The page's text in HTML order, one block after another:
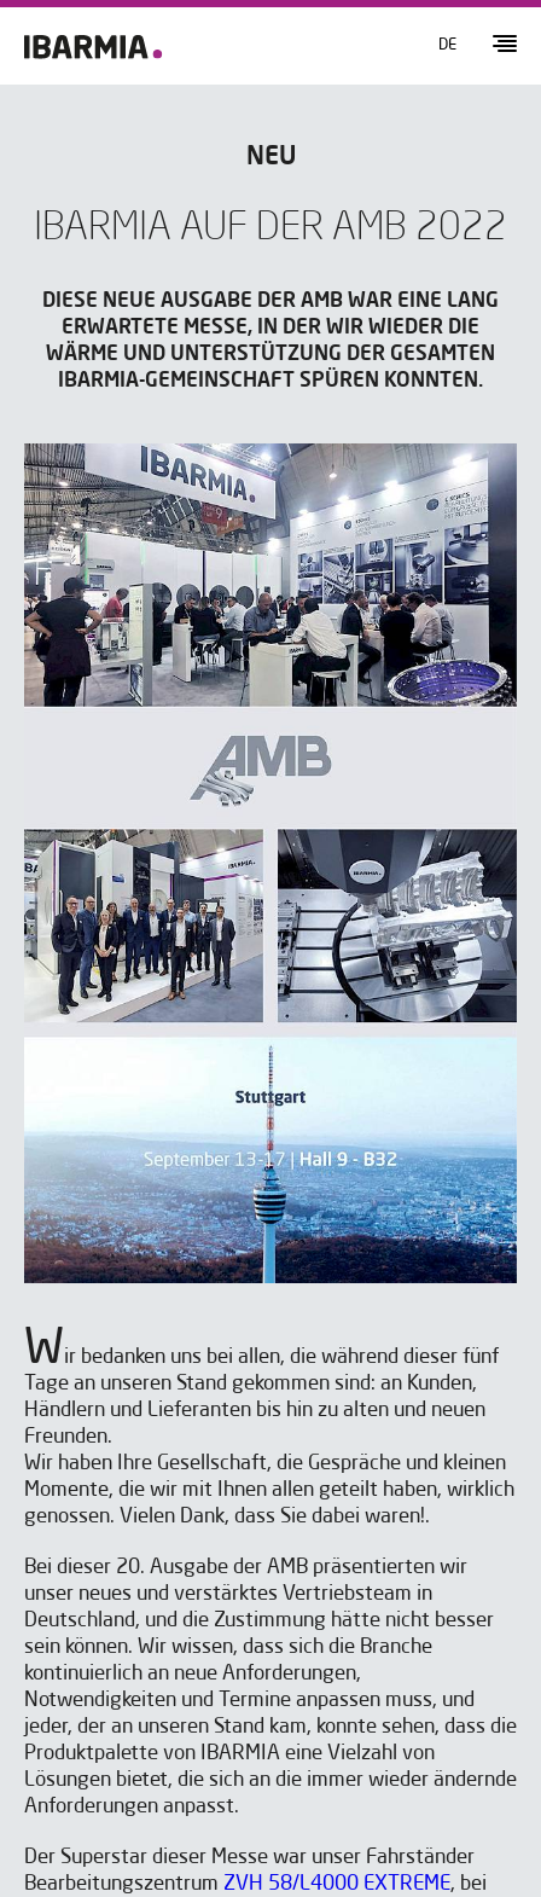
DE
NEU
IBARMIA AUF DER AMB 2022
DIESE NEUE AUSGABE DER AMB WAR EINE LANG
ERWARTETE MESSE, IN DER WIR WIEDER DIE
WÄRME UND UNTERSTÜTZUNG DER GESAMTEN
IBARMIA-GEMEINSCHAFT SPÜREN KONNTEN.
Wir bedanken uns bei allen, die während dieser fünf
Tage an unseren Stand gekommen sind: an Kunden,
Händlern und Lieferanten bis hin zu alten und neuen
Freunden.
Wir haben Ihre Gesellschaft, die Gespräche und kleinen
Momente, die wir mit Ihnen allen geteilt haben, wirklich
genossen. Vielen Dank, dass Sie dabei waren!.
Bei dieser 20. Ausgabe der AMB präsentierten wir
unser neues und verstärktes Vertriebsteam in
Deutschland, und die Zustimmung hätte nicht besser
sein können. Wir wissen, dass sich die Branche
kontinuierlich an neue Anforderungen,
Notwendigkeiten und Termine anpassen muss, und
jeder, der an unseren Stand kam, konnte sehen, dass die
Produktpalette von IBARMIA eine Vielzahl von
Lösungen bietet, die sich an die immer wieder ändernde
Anforderungen anpasst.
Der Superstar dieser Messe war unser Fahrständer
Bearbeitungszentrum ZVH 58/L4000 EXTREME, bei